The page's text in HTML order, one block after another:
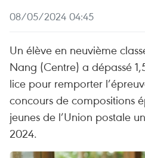
08/05/2024 04:45
Un élève en neuvième
Nang (Centre) a dépassé
lice pour remporter
concours de compositions
jeunes de l’Union postale
2024.